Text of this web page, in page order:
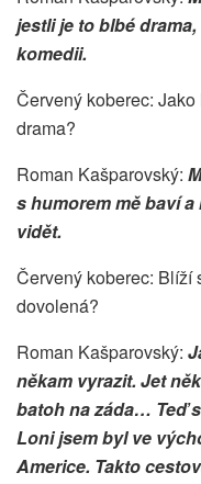
jestli je to blbé
komedii.
Červený koberec:
drama?
Roman Kašparovský:
s humorem mě baví
vidět.
Červený koberec: Blíží
dovolená?
Roman Kašparovský:
někam vyrazit. Jet
batoh na záda… Teď
Loni jsem byl ve
Americe. Takto